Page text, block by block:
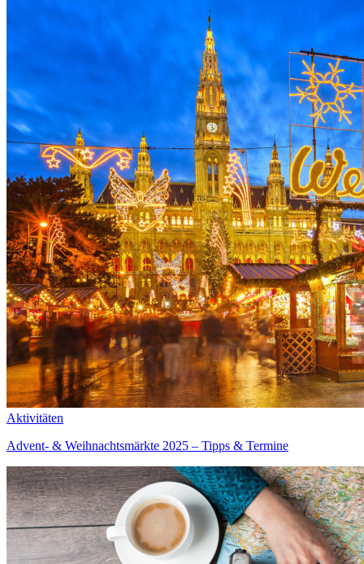
Aktivitäten
Advent- & Weihnachtsmärkte 2025 – Tipps & Termine